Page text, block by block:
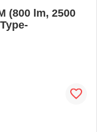
(800 lm, 2500